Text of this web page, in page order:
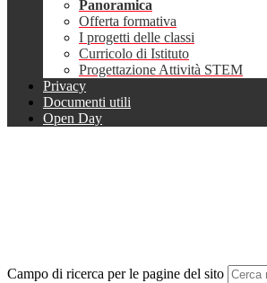
Panoramica
Offerta formativa
I progetti delle classi
Curricolo di Istituto
Progettazione Attività STEM
Privacy
Documenti utili
Open Day
Campo di ricerca per le pagine del sito